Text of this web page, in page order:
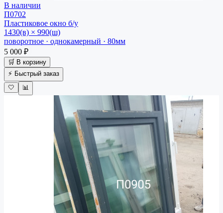
В наличии
П0702
Пластиковое окно б/у
1430(в) × 990(ш)
поворотное · однокамерный · 80мм
5 000 ₽
🛒 В корзину
⚡ Быстрый заказ
🤍
📊